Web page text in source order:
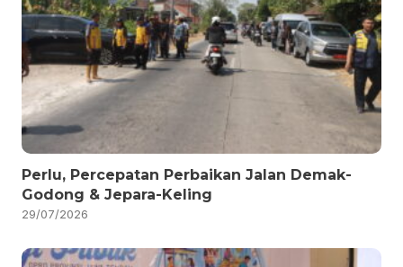
Perlu, Percepatan Perbaikan Jalan Demak-
Godong & Jepara-Keling
29/07/2026